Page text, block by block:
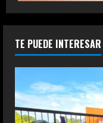
TE PUEDE INTERESAR